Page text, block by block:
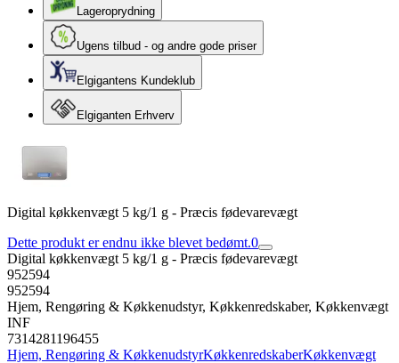
Lageroprydning
Ugens tilbud - og andre gode priser
Elgigantens Kundeklub
Elgiganten Erhverv
Digital køkkenvægt 5 kg/1 g - Præcis fødevarevægt
Dette produkt er endnu ikke blevet bedømt.0
Digital køkkenvægt 5 kg/1 g - Præcis fødevarevægt
952594
952594
Hjem, Rengøring & Køkkenudstyr, Køkkenredskaber, Køkkenvægt
INF
7314281196455
Hjem, Rengøring & KøkkenudstyrKøkkenredskaberKøkkenvægt